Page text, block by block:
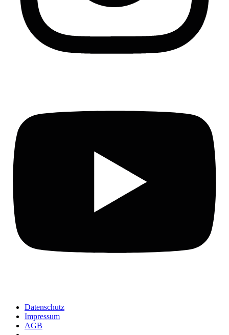
Datenschutz
Impressum
AGB